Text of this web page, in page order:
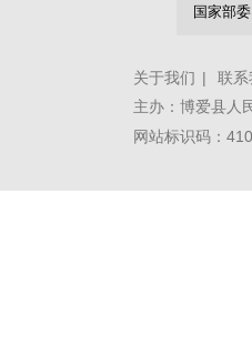
关于我们 | 联系
主办：博爱县人
网站标识码：